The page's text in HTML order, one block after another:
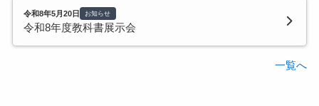
令和8年5月20日 お知らせ
令和8年度教科書展示会
一覧へ